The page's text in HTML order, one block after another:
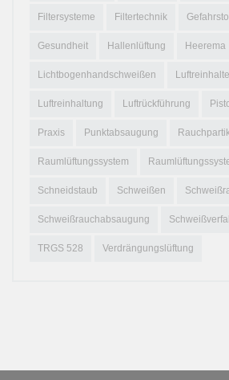
Filtersysteme Filtertechnik
Gesundheit Hallenlüftung Heerema
Lichtbogenhandschweißen
Luftreinhaltung Luftrückführung
Praxis Punktabsaugung
Raumlüftungssystem
Schneidstaub Schweißen
Schweißrauchabsaugung
TRGS 528 Verdrängungslüftung